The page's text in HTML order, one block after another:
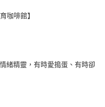
咖啡館】
緒精靈，有時愛搗蛋、有時卻